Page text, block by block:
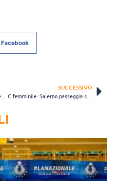
Facebook
SUCCESSIVO
C femminile: Salerno passeggia su Serino e conquista la quindicesima vittoria consecutiva